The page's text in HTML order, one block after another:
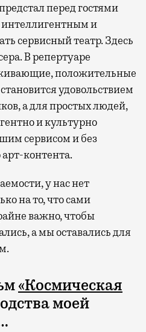
перед гостями
и
сервисный театр. Здесь
В репертуаре
положительные
удовольствием
а для простых людей,
и культурно
сервисом и без
контента.
у нас нет
на то, что сами
важно, чтобы
а мы оставались для
«Космическая
моей